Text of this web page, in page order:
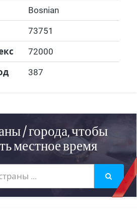
Bosnian
73751
72000
387
/ города, чтобы
местное время